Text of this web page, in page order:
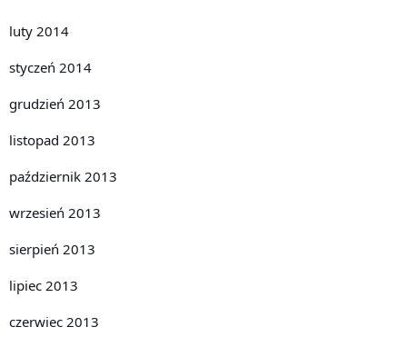
luty 2014
styczeń 2014
grudzień 2013
listopad 2013
październik 2013
wrzesień 2013
sierpień 2013
lipiec 2013
czerwiec 2013